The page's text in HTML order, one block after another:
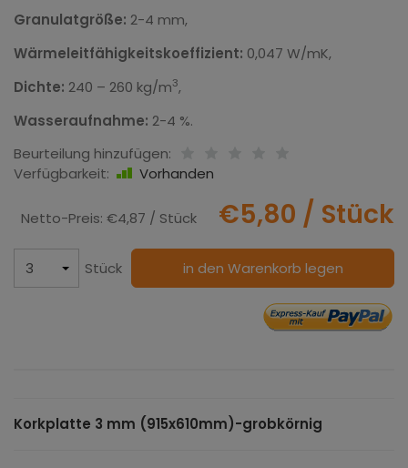
Granulatgröße: 2-4 mm,
Wärmeleitfähigkeitskoeffizient: 0,047 W/mK,
Dichte: 240 – 260 kg/m3,
Wasseraufnahme: 2-4 %.
Beurteilung hinzufügen:
Verfügbarkeit:
Vorhanden
Netto-Preis: €4,87 / Stück €5,80 / Stück
Stück in den Warenkorb legen
Korkplatte 3 mm (915x610mm)-grobkörnig